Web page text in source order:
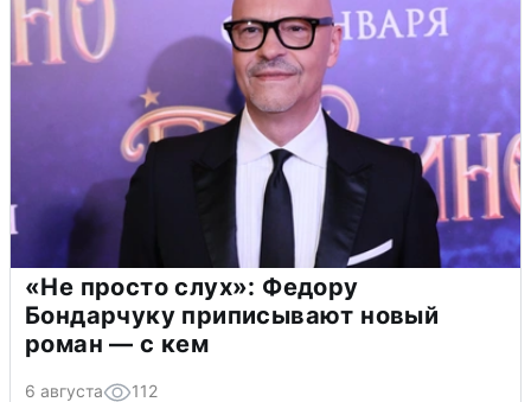
«Не просто слух»: Федору
Бондарчуку приписывают новый
роман — с кем
6 августа 112